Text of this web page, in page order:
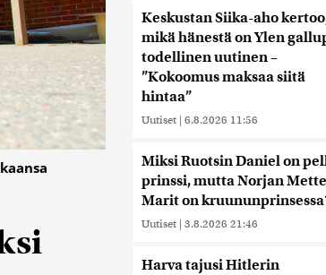
Keskustan Siika-aho
mikä hänestä on Ylen
todellinen uutinen –
”Kokoomus maksaa siitä
hintaa”
Uutiset | 6.8.2026 11:56
Miksi Ruotsin Daniel on
prinssi, mutta Norjan
Marit on
Uutiset | 3.8.2026 21:46
Harva tajusi Hitlerin